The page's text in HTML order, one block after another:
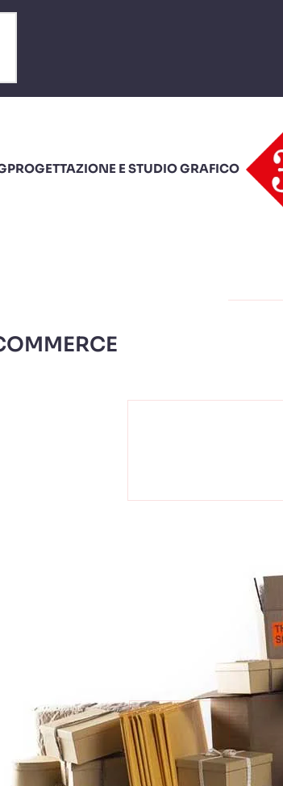
PROGETTAZIONE E STUDIO GRAFICO